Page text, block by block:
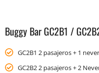
Buggy Bar GC2B1 /
GC2B1 2 pasajeros + 1
GC2B2 2 pasajeros + 2